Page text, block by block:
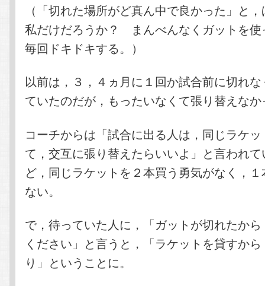
移
動
動
（「切れた場所がど真ん中で良かった」と
私だけだろうか？ まんべんなくガットを使
毎回ドキドキする。）
以前は，３，４ヵ月に１回か試合前に切れ
ていたのだが，もったいなくて張り替えな
コーチからは「試合に出る人は，同じラケ
て，交互に張り替えたらいいよ」と言われ
ど，同じラケットを２本買う勇気がなく，
ない。
で，待っていた人に，「ガットが切れたか
ください」と言うと，「ラケットを貸すか
り」ということに。